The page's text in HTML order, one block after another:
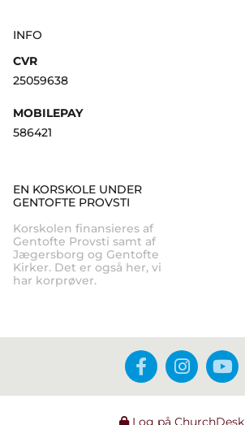
INFO
CVR
25059638
MOBILEPAY
586421
EN KORSKOLE UNDER
GENTOFTE PROVSTI
Korskolen finansieres af
Gentofte Provsti samt af
Jægersborg og Gentofte
Kirker. Det er også her, vi
har korprøver.
Log på ChurchDesk